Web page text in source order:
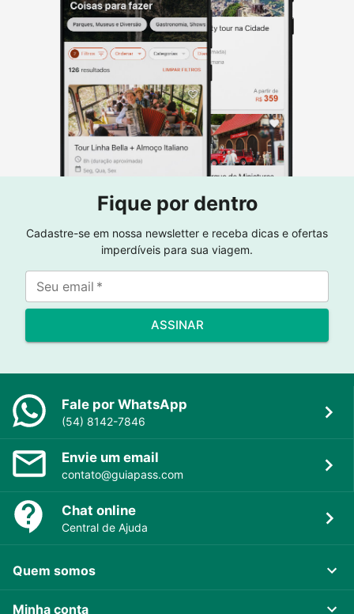
Fique por dentro
Cadastre-se em nossa newsletter e receba dicas e ofertas
imperdíveis para sua viagem.
Seu email *
ASSINAR
Fale por WhatsApp
(54) 8142-7846
Envie um email
contato@guiapass.com
Chat online
Central de Ajuda
Quem somos
Minha conta